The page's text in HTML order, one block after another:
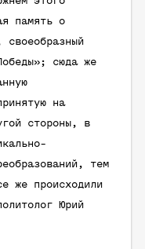
память о
своеобразный
сюда же
на
стороны, в
тем
же происходили
Юрий